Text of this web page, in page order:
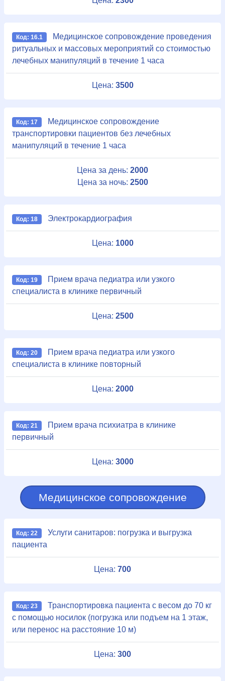
Код: 16.1
Медицинское сопровождение проведения
ритуальных и массовых мероприятий со стоимостью
лечебных манипуляций в течение 1 часа
Цена: 3500
Код: 17
Медицинское сопровождение
транспортировки пациентов без лечебных
манипуляций в течение 1 часа
Цена за день: 2000
Цена за ночь: 2500
Код: 18 Электрокардиография
Цена: 1000
Код: 19
Прием врача педиатра или узкого
специалиста в клинике первичный
Цена: 2500
Код: 20
Прием врача педиатра или узкого
специалиста в клинике повторный
Цена: 2000
Код: 21
Прием врача психиатра в клинике
первичный
Цена: 3000
Медицинское сопровождение
Код: 22
Услуги санитаров: погрузка и выгрузка
пациента
Цена: 700
Код: 23
Транспортировка пациента с весом до 70 кг
с помощью носилок (погрузка или подъем на 1 этаж,
или перенос на расстояние 10 м)
Цена: 300